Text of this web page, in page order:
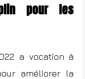
pour les
a vocation à
améliorer la